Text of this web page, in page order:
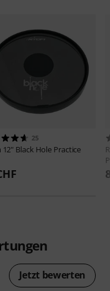
25
12" Black Hole Practice
Jetzt bewerten